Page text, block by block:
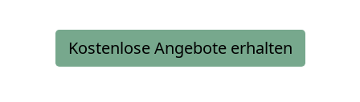
Kostenlose Angebote erhalten